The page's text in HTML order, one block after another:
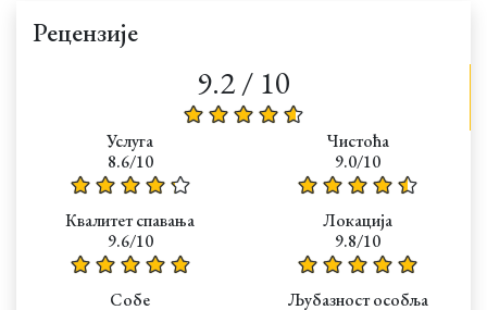
Рецензије
9.2 / 10
Услуга
8.6/10
Чистоћа
9.0/10
Квалитет спавања
9.6/10
Локација
9.8/10
Собе
Љубазност особља